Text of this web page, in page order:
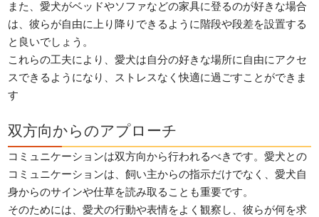
また、愛犬がベッドやソファなどの家具に登るのが好きな場合
は、彼らが自由に上り降りできるように階段や段差を設置する
と良いでしょう。
これらの工夫により、愛犬は自分の好きな場所に自由にアクセ
スできるようになり、ストレスなく快適に過ごすことができま
す
双方向からのアプローチ
コミュニケーションは双方向から行われるべきです。愛犬との
コミュニケーションは、飼い主からの指示だけでなく、愛犬自
身からのサインや仕草を読み取ることも重要です。
そのためには、愛犬の行動や表情をよく観察し、彼らが何を求